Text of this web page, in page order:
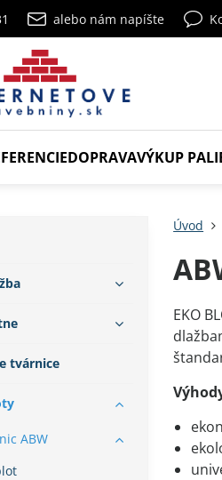
alebo nám napíšte
DOPRAVAVÝKUP
Úvod
EKO
tvárnice
ABW